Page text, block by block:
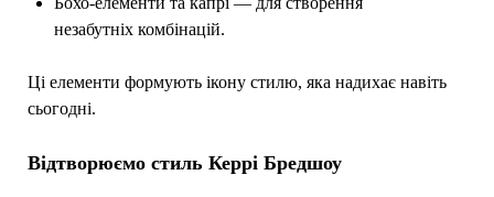
незабутніх комбінацій.
Ці елементи формують ікону стилю, яка надихає навіть
сьогодні.
Відтворюємо стиль Керрі Бредшоу